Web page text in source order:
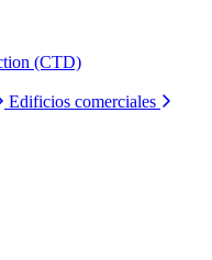
(CTD)
Edificios comerciales